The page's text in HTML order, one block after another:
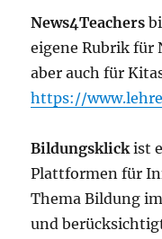
News4Teachers
eigene Rubrik für
aber auch für
https://
Bildungsklickist
Plattformen für
Thema Bildung
und